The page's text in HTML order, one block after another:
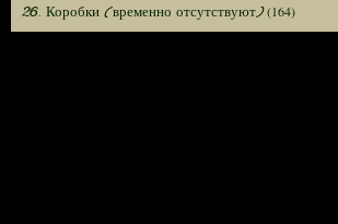
26. Коробки (временно отсутствуют)(164)